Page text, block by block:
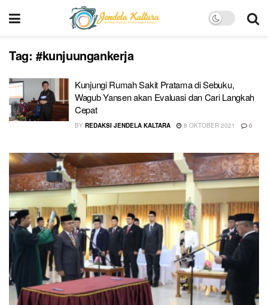
Tag: #kunjuungankerja
Kunjungi Rumah Sakit Pratama di Sebuku,
Wagub Yansen akan Evaluasi dan Cari Langkah
Cepat
BY REDAKSI JENDELA KALTARA 8 OKTOBER 2021 0